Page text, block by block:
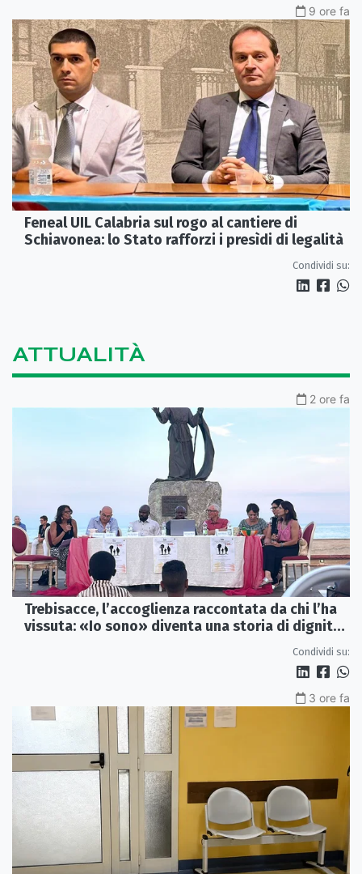
9 ore fa
Feneal UIL Calabria sul rogo al cantiere di
Schiavonea: lo Stato rafforzi i presìdi di legalità
Condividi su:
ATTUALITÀ
2 ore fa
Trebisacce, l’accoglienza raccontata da chi l’ha
vissuta: «Io sono» diventa una storia di dignità
Condividi su:
3 ore fa